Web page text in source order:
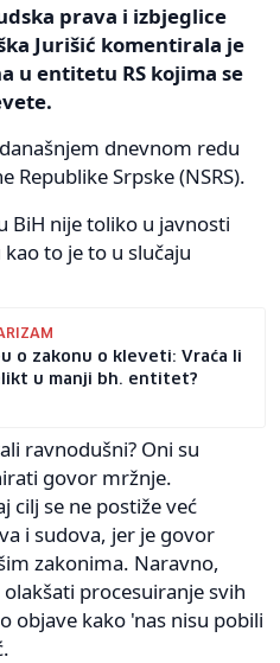
prava i izbjeglice
Jurišić komentirala je
u entitetu RS kojima se
dnevnom redu
Republike Srpske (NSRS).
BiH nije toliko u javnosti
to je to u slučaju
u o zakonu o kleveti: Vraća li
u manji bh. entitet?
ravnodušni? Oni su
govor mržnje.
cilj se ne postiže već
i sudova, jer je govor
zakonima. Naravno,
procesuiranje svih
objave kako 'nas nisu pobili